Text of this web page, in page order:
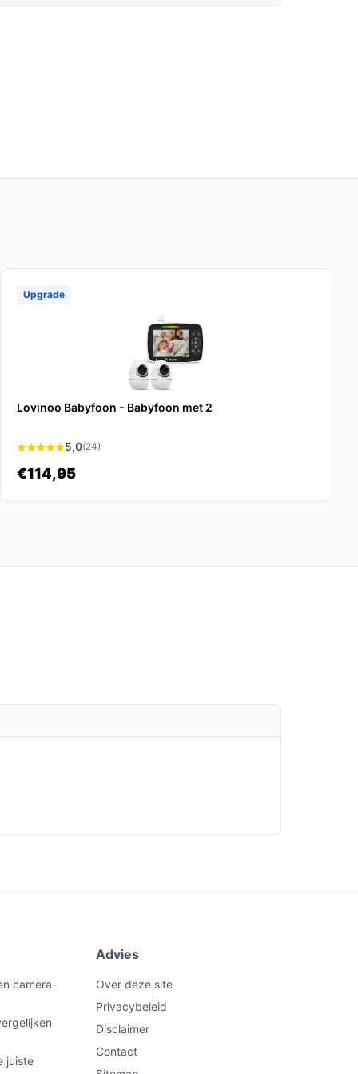
Upgrade
Lovinoo Babyfoon - Babyfoon met 2
5,0(24)
€114,95
camera-
juiste
Advies
Over deze site
Privacybeleid
Disclaimer
Contact